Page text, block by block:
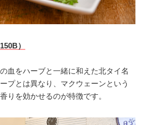
）
血をハーブと一緒に和えた北タイ名
プとは異なり、マクウェーンという
りを効かせるのが特徴です。